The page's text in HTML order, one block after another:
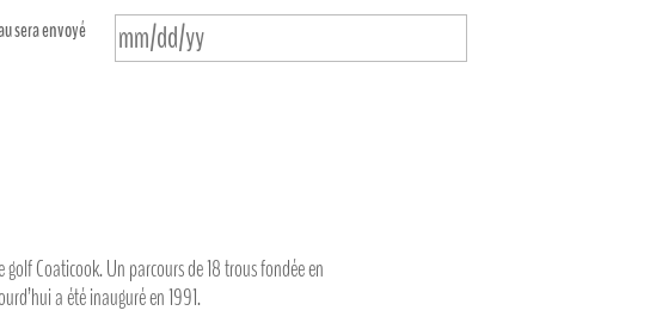
sera envoyé
Coaticook. Un parcours de 18 trous fondée en
a été inauguré en 1991.